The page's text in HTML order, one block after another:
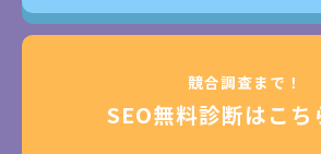
競合調査まで！
SEO無料診断はこち